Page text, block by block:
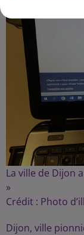
La ville de Dijon
»
Crédit : Photo
Dijon, ville